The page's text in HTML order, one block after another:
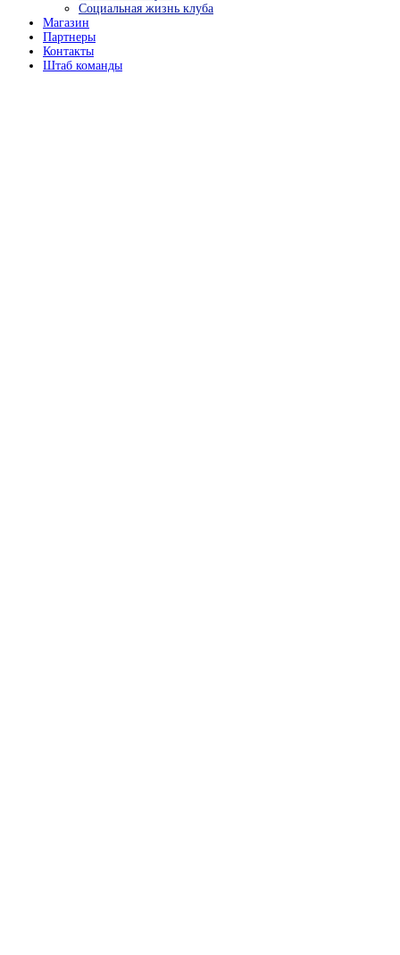
Социальная жизнь клуба
Магазин
Партнеры
Контакты
Штаб команды